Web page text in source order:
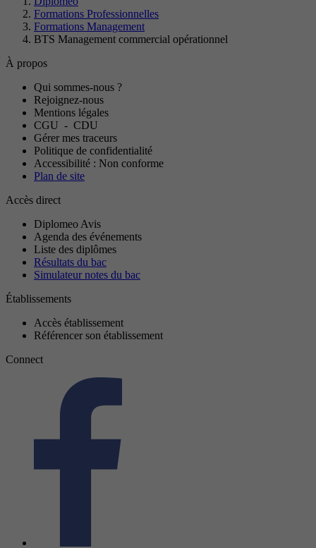
Formations Professionnelles
Formations Management
BTS Management commercial opérationnel
À propos
Qui sommes-nous ?
Rejoignez-nous
Mentions légales
CGU - CDU
Gérer mes traceurs
Politique de confidentialité
Accessibilité : Non conforme
Plan de site
Accès direct
Diplomeo Avis
Agenda des événements
Liste des diplômes
Résultats du bac
Simulateur notes du bac
Établissements
Accès établissement
Référencer son établissement
Connect